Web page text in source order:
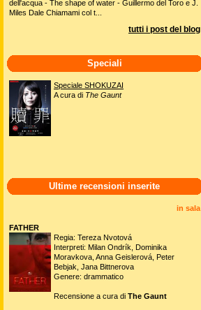
dell'acqua - The shape of water - Guillermo del Toro e J.
Miles Dale Chiamami col t...
tutti i post del blog
Speciali
Speciale SHOKUZAI
A cura di The Gaunt
Ultime recensioni inserite
in sala
FATHER
Regia: Tereza Nvotová
Interpreti: Milan Ondrík, Dominika
Moravkova, Anna Geislerová, Peter
Bebjak, Jana Bittnerova
Genere: drammatico
Recensione a cura di The Gaunt